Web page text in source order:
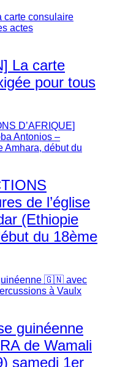
La carte
pour tous
de l’église
(Ethiopie
du 18ème
guinéenne
de Wamali
samedi 1er